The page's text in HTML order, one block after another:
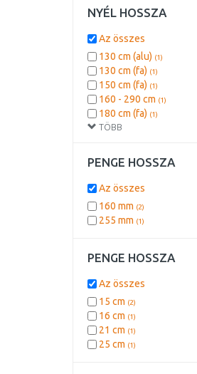
NYÉL HOSSZA
TÖBB
Az összes
130 cm (alu) (1)
130 cm (fa) (1)
150 cm (fa) (1)
160 - 290 cm (1)
180 cm (fa) (1)
PENGE HOSSZA
Az összes
160 mm (2)
255 mm (1)
PENGE HOSSZA
Az összes
15 cm (2)
16 cm (1)
21 cm (1)
25 cm (1)